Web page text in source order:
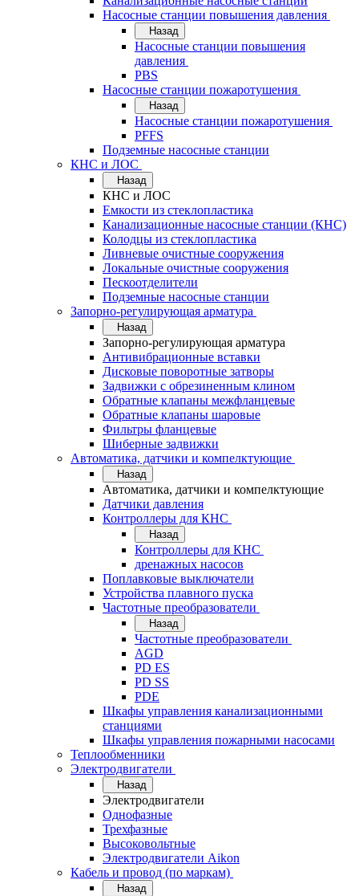
Насосные станции повышения давления
Назад
Насосные станции повышения
давления
PBS
Насосные станции пожаротушения
Назад
Насосные станции пожаротушения
PFFS
Подземные насосные станции
КНС и ЛОС
Назад
КНС и ЛОС
Емкости из стеклопластика
Канализационные насосные станции (КНС)
Колодцы из стеклопластика
Ливневые очистные сооружения
Локальные очистные сооружения
Пескоотделители
Подземные насосные станции
Запорно-регулирующая арматура
Назад
Запорно-регулирующая арматура
Антивибрационные вставки
Дисковые поворотные затворы
Задвижки с обрезиненным клином
Обратные клапаны межфланцевые
Обратные клапаны шаровые
Фильтры фланцевые
Шиберные задвижки
Автоматика, датчики и компелктующие
Назад
Автоматика, датчики и компелктующие
Датчики давления
Контроллеры для КНС
Назад
Контроллеры для КНС
дренажных насосов
Поплавковые выключатели
Устройства плавного пуска
Частотные преобразователи
Назад
Частотные преобразователи
AGD
PD ES
PD SS
PDE
Шкафы управления канализационными
станциями
Шкафы управления пожарными насосами
Теплообменники
Электродвигатели
Назад
Электродвигатели
Однофазные
Трехфазные
Высоковольтные
Электродвигатели Aikon
Кабель и провод (по маркам)
Назад